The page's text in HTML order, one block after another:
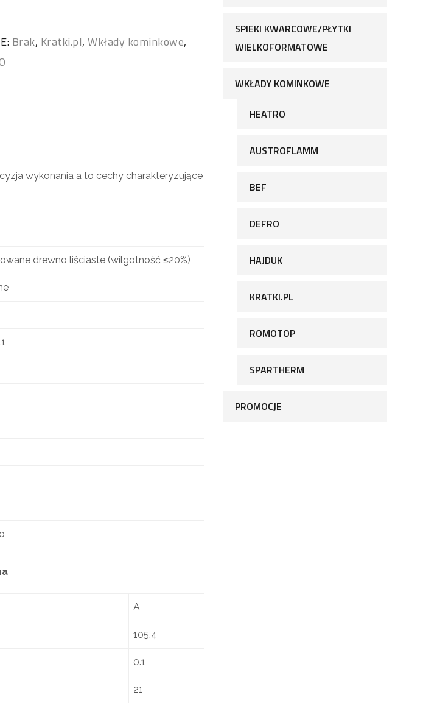
Brak, Kratki.pl,Wkłady kominkowe,
wykonania a to cechy charakteryzujące
drewno liściaste (wilgotność ≤20%)
A
105.4
0.1
21
SPIEKI KWARCOWE/PŁYTKI
WIELKOFORMATOWE
WKŁADY KOMINKOWE
HEATRO
AUSTROFLAMM
BEF
DEFRO
HAJDUK
KRATKI.PL
ROMOTOP
SPARTHERM
PROMOCJE